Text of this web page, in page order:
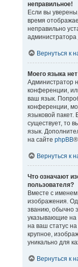
неправильное!
Если вы
время
неправильно
Вернуться к
Моего языка
Администратор
конференции,
ваш язык.
конференции,
языковой пакет.
существует, то
язык.
на сайте phpBB
Вернуться к
Что означают
пользователя?
Вместе с именем
изображения.
званию, обычно
указывающие на
на ваш статус
крупное,
уникально для
Вернуться к